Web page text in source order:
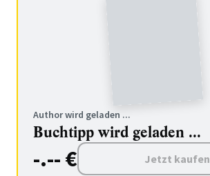
Author wird geladen ...
Buchtipp wird geladen ...
-.-- € Jetzt kaufen